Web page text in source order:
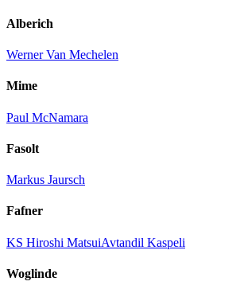
Alberich
Werner Van Mechelen
Mime
Paul McNamara
Fasolt
Markus Jaursch
Fafner
KS Hiroshi MatsuiAvtandil Kaspeli
Woglinde